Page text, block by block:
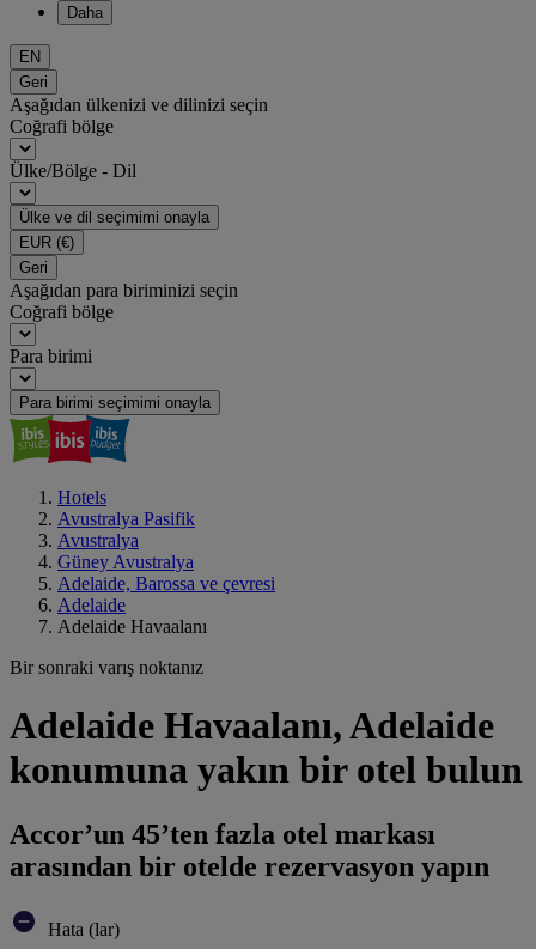
Daha
EN
Geri
Aşağıdan ülkenizi ve dilinizi seçin
Coğrafi bölge
Ülke/Bölge - Dil
Ülke ve dil seçimimi onayla
EUR (€)
Geri
Aşağıdan para biriminizi seçin
Coğrafi bölge
Para birimi
Para birimi seçimimi onayla
Hotels
Avustralya Pasifik
Avustralya
Güney Avustralya
Adelaide, Barossa ve çevresi
Adelaide
Adelaide Havaalanı
Bir sonraki varış noktanız
Adelaide Havaalanı, Adelaide
konumuna yakın bir otel bulun
Accor’un 45’ten fazla otel markası
arasından bir otelde rezervasyon yapın
Hata (lar)